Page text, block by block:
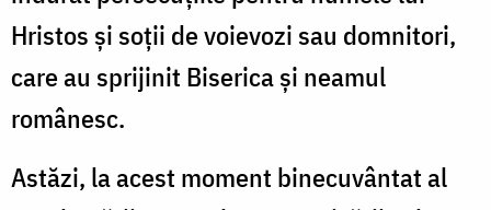
Hristos și soții de voievozi sau domnitori,
care au sprijinit Biserica și neamul
românesc.
Astăzi, la acest moment binecuvântat al